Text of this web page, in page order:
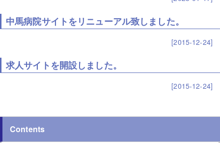
中馬病院サイトをリニューアル致しました。
[2015-12-24]
求人サイトを開設しました。
[2015-12-24]
Contents